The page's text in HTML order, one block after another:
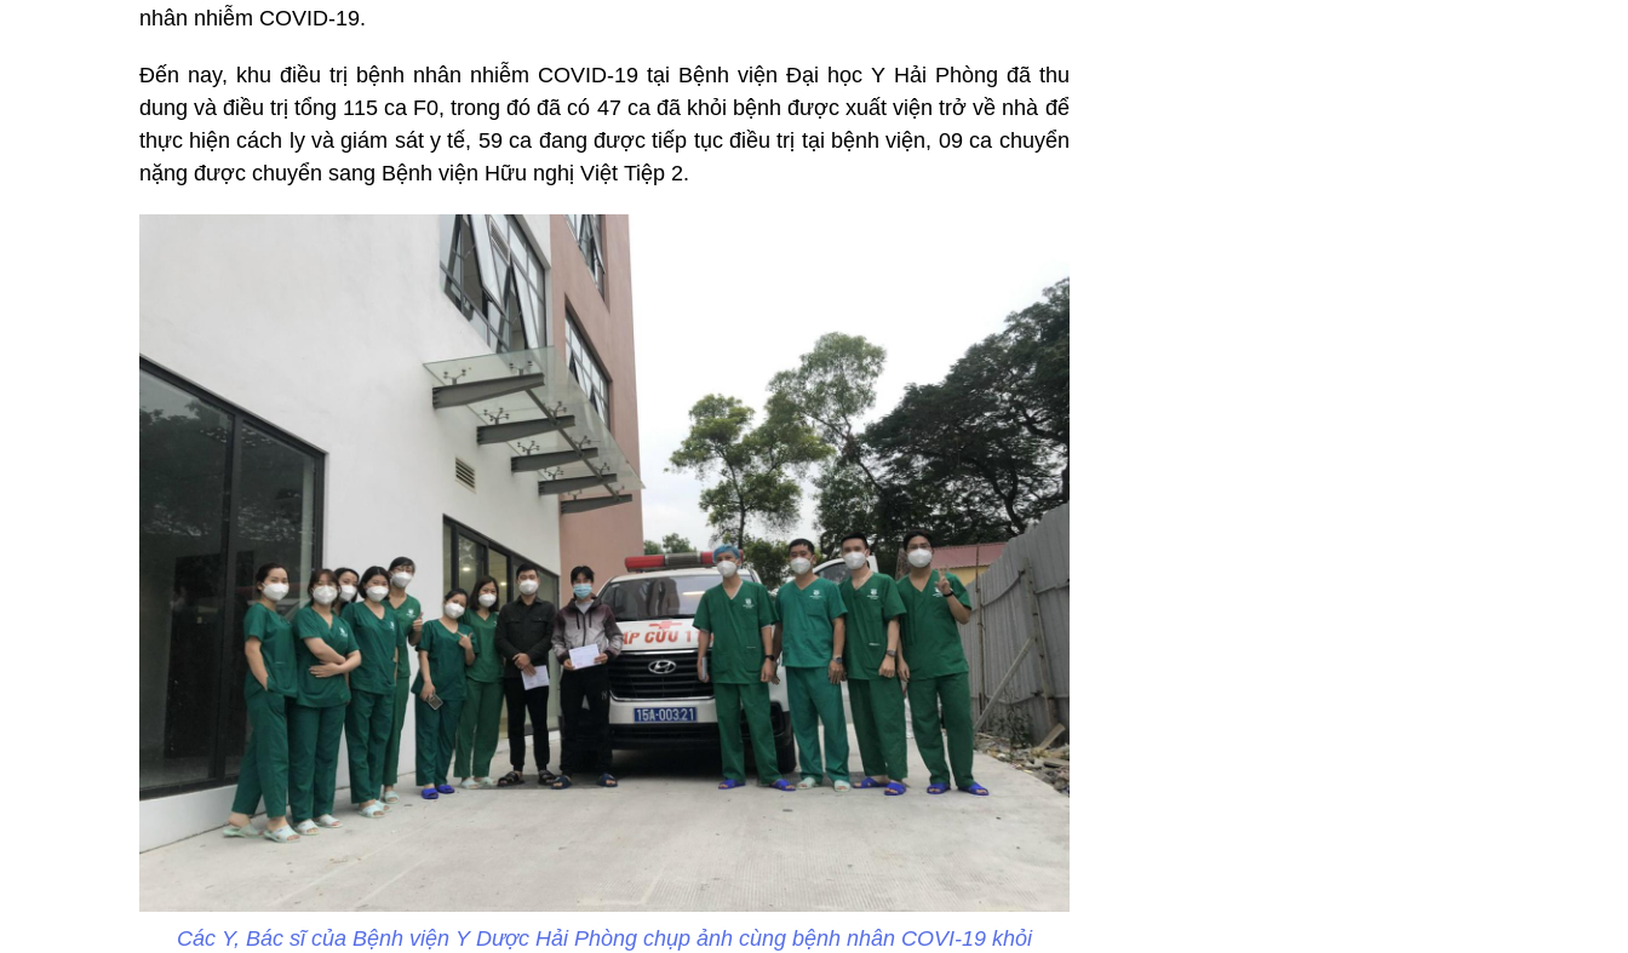
nhân nhiễm COVID-19.
Đến nay, khu điều trị bệnh nhân nhiễm COVID-19 tại Bệnh viện Đại học Y Hải Phòng đã thu
dung và điều trị tổng 115 ca F0, trong đó đã có 47 ca đã khỏi bệnh được xuất viện trở về nhà để
thực hiện cách ly và giám sát y tế, 59 ca đang được tiếp tục điều trị tại bệnh viện, 09 ca chuyển
nặng được chuyển sang Bệnh viện Hữu nghị Việt Tiệp 2.
Các Y, Bác sĩ của Bệnh viện Y Dược Hải Phòng chụp ảnh cùng bệnh nhân COVI-19 khỏi